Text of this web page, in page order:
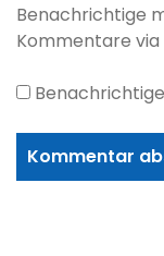
Benachrichtige
Kommentare via